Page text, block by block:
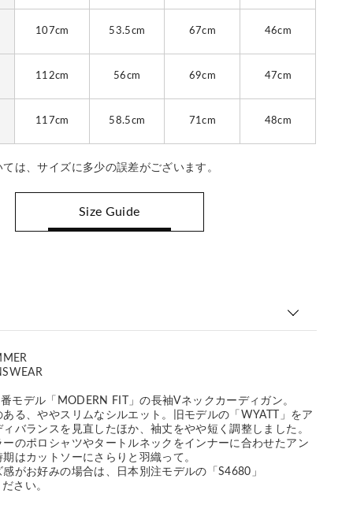
107cm 53.5cm 67cm 46cm
112cm 56cm 69cm 47cm
117cm 58.5cm 71cm 48cm
は、サイズに多少の誤差がございます。
Size Guide
モデル「MODERN FIT」の長袖Vネックカーディガン。
る、ややスリムなシルエット。旧モデルの「WYATT」をア
バランスを見直したほか、袖丈をやや短く調整しました。
のポロシャツやタートルネックをインナーに合わせたアン
はカットソーにさらりと羽織って。
がお好みの場合は、日本別注モデルの「S4680」
さい。